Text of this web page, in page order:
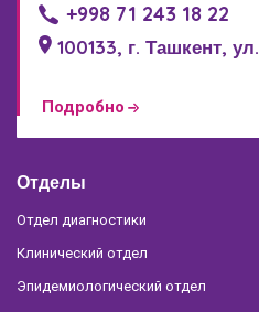
+998 71 243 18 22
100133, г. Ташкент,
Подробно
Отделы
Отдел диагностики
Клинический отдел
Эпидемиологический отдел